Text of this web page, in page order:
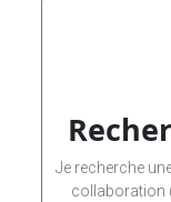
Je recherche
collaboration